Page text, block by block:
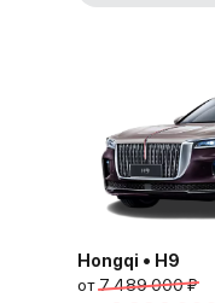
Hongqi • H9
от7 489 000 ₽